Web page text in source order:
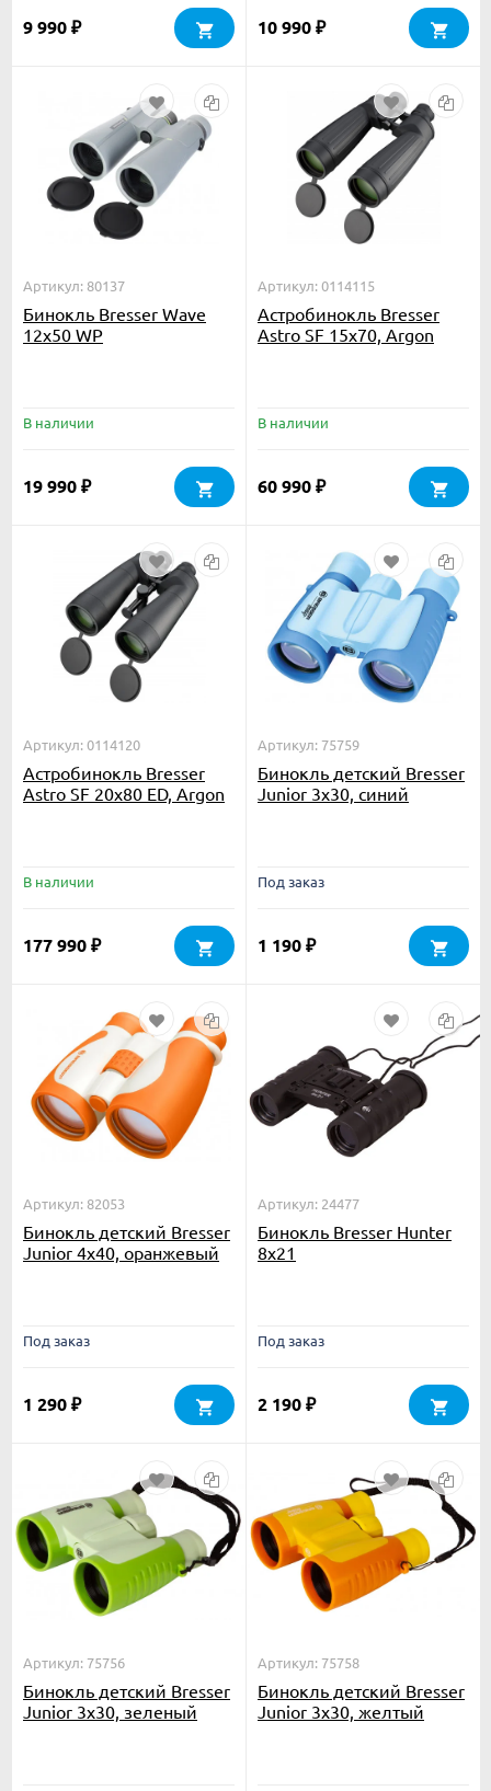
9 990 ₽ 10 990 ₽
Артикул: 80137
Бинокль Bresser Wave
12x50 WP
В наличии
19 990 ₽
Артикул: 0114115
Астробинокль Bresser
Astro SF 15x70, Argon
В наличии
60 990 ₽
Артикул: 0114120
Астробинокль Bresser
Astro SF 20x80 ED, Argon
В наличии
177 990 ₽
Артикул: 75759
Бинокль детский Bresser
Junior 3x30, синий
Под заказ
1 190 ₽
Артикул: 82053
Бинокль детский Bresser
Junior 4x40, оранжевый
Под заказ
1 290 ₽
Артикул: 24477
Бинокль Bresser Hunter
8x21
Под заказ
2 190 ₽
Артикул: 75756
Бинокль детский Bresser
Junior 3x30, зеленый
Артикул: 75758
Бинокль детский Bresser
Junior 3x30, желтый